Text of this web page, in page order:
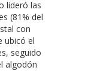
lideró las
(81% del
con
ubicó el
seguido
algodón